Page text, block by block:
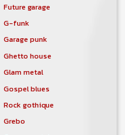
Future garage
G-funk
Garage punk
Ghetto house
Glam metal
Gospel blues
Rock gothique
Grebo